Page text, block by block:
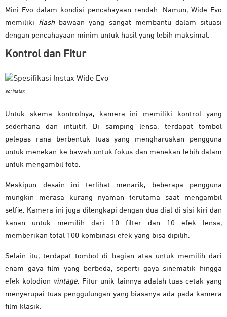
Mini Evo dalam kondisi pencahayaan rendah. Namun, Wide Evo
memiliki flashbawaan yang sangat membantu dalam situasi
dengan pencahayaan minim untuk hasil yang lebih maksimal.
Kontrol dan Fitur
sc: instax
Untuk skema kontrolnya, kamera ini memiliki kontrol yang
sederhana dan intuitif. Di samping lensa, terdapat tombol
pelepas rana berbentuk tuas yang mengharuskan pengguna
untuk menekan ke bawah untuk fokus dan menekan lebih dalam
untuk mengambil foto.
Meskipun desain ini terlihat menarik, beberapa pengguna
mungkin merasa kurang nyaman terutama saat mengambil
selfie. Kamera ini juga dilengkapi dengan dua dial di sisi kiri dan
kanan untuk memilih dari 10 filter dan 10 efek lensa,
memberikan total 100 kombinasi efek yang bisa dipilih.
Selain itu, terdapat tombol di bagian atas untuk memilih dari
enam gaya film yang berbeda, seperti gaya sinematik hingga
efek kolodion vintage. Fitur unik lainnya adalah tuas cetak yang
menyerupai tuas penggulungan yang biasanya ada pada kamera
film klasik.